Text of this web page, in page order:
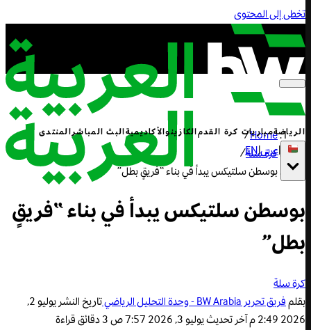
تخطى إلى المحتوى
الرياضةمباريات كرة القدمالكازينوالأكاديميةالبث المباشرالمنتدى
|عربي|
EN
Home
/
كرة سلة/
بوسطن سلتيكس يبدأ في بناء “فريقٍ بطل”
بوسطن سلتيكس يبدأ في بناء “فريقٍ
بطل”
كرة سلة
بقلمفريق تحرير BW Arabia - وحدة التحليل الرياضي تاريخ النشر
يوليو 2,
2026 2:49 م
آخر تحديثيوليو 3, 2026 7:57 ص 3 دقائق قراءة